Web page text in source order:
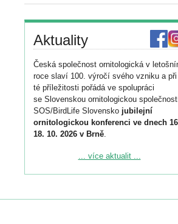
Aktuality
Česká společnost ornitologická v
roce slaví 100. výročí svého vzniku a při
té příležitosti pořádá ve spolupráci
se Slovenskou ornitologickou
SOS/BirdLife Slovensko jubilejní
ornitologickou konferenci ve dnech
18. 10. 2026 v Brně.
Podrobnější informace ke konferenci
Registrovat se můžete do 6. září.
... více aktualit ...